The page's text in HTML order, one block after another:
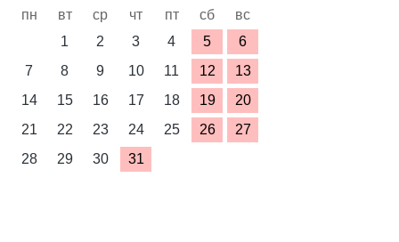
пн вт ср чт пт сб
вс
1
2 3 4 5
6
7
8 9 10 11 12
13
14
15 16 17 18 19
20
21
22 23 24 25 26
27
28
29 30 31